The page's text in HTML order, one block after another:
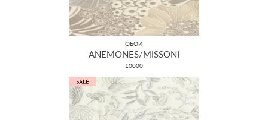
ОБОИ
ANEMONES/MISSONI
10000